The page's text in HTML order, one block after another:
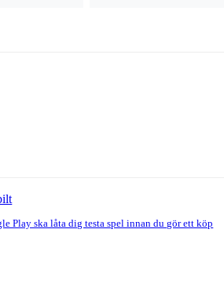
Play ska låta dig testa spel innan du gör ett köp